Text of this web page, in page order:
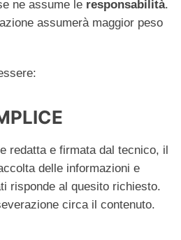
ne assume le responsabilità.
assumerà maggior peso
redatta e firmata dal tecnico, il
delle informazioni e
risponde al quesito richiesto.
circa il contenuto.